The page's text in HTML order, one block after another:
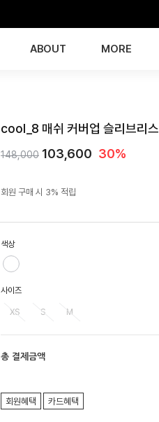
ABOUT MORE
cool_8 매쉬 커버업 슬리브리스
148,000 103,600 30%
회원 구매 시 3% 적립
색상
사이즈
XS S M
총 결제금액
회원혜택 카드혜택